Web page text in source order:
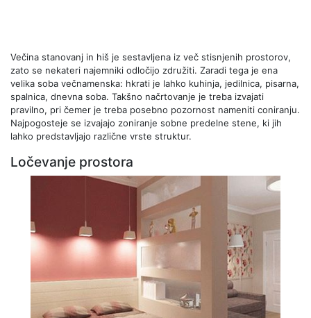
Večina stanovanj in hiš je sestavljena iz več stisnjenih prostorov,
zato se nekateri najemniki odločijo združiti. Zaradi tega je ena
velika soba večnamenska: hkrati je lahko kuhinja, jedilnica, pisarna,
spalnica, dnevna soba. Takšno načrtovanje je treba izvajati
pravilno, pri čemer je treba posebno pozornost nameniti coniranju.
Najpogosteje se izvajajo zoniranje sobne predelne stene, ki jih
lahko predstavljajo različne vrste struktur.
Ločevanje prostora